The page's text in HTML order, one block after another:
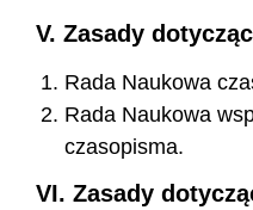
V. Zasady
Rada Naukowa
Rada Naukowa
czasopisma.
VI. Zasady